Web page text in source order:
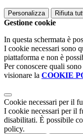
Personalizza Rifiuta
Gestione cookie
In questa schermata è
I cookie necessari sono
piattaforma e non è
Per conoscere quali
visionare la COOKIE
Cookie necessari per il
I cookie necessari per il
disabilitati. È possibile
policy.